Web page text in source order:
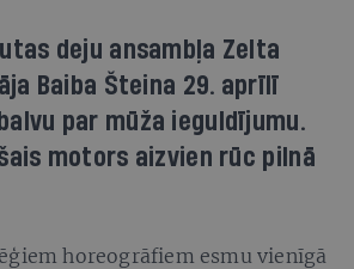
deju ansambļa Zelta
Baiba Šteina 29. aprīlī
par mūža ieguldījumu.
motors aizvien rūc pilnā
horeogrāfiem esmu vienīgā